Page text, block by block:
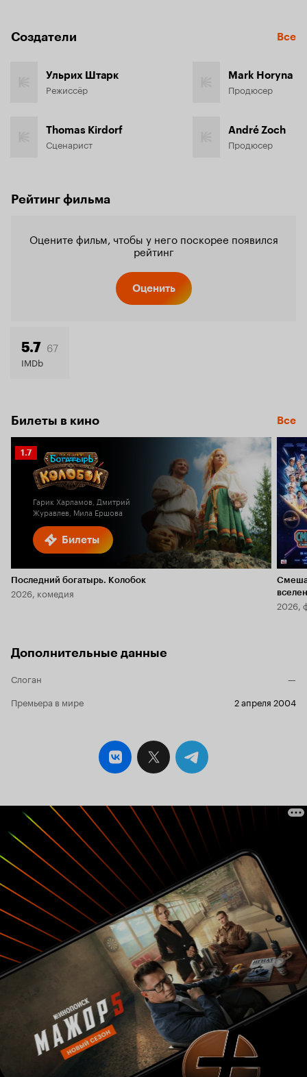
Создатели Все
Ульрих Штарк
Режиссёр
Thomas Kirdorf
Сценарист
Mark Horyna
Продюсер
André Zoch
Продюсер
Рейтинг фильма
Оцените фильм, чтобы у него поскорее появился
рейтинг
Оценить
5.7 67
IMDb
Билеты в кино Все
Билеты
Рейтинг
Кинопоиска
1.7
Гарик Харламов, Дмитрий
Журавлев, Мила Ершова
Последний богатырь. Колобок
2026, комедия
2026,
Дополнительные данные
Слоган
—
Премьера в мире
2 апреля 2004